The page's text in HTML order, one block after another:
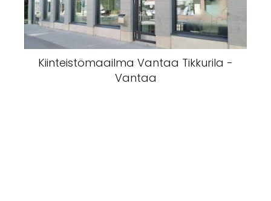
Kiinteistömaailma Vantaa Tikkurila -
Vantaa